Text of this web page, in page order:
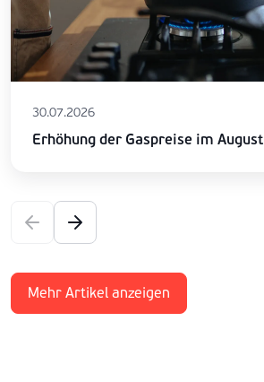
30.07.2026
Erhöhung der Gaspreise im August
Mehr Artikel anzeigen